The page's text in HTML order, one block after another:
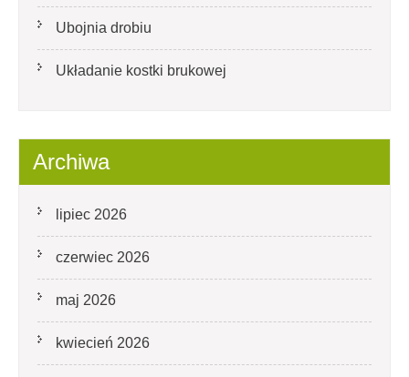
Ubojnia drobiu
Układanie kostki brukowej
Archiwa
lipiec 2026
czerwiec 2026
maj 2026
kwiecień 2026